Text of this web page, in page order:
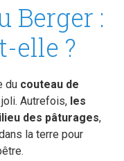
Berger :
elle ?
du couteau de
Autrefois, les
des pâturages,
la terre pour